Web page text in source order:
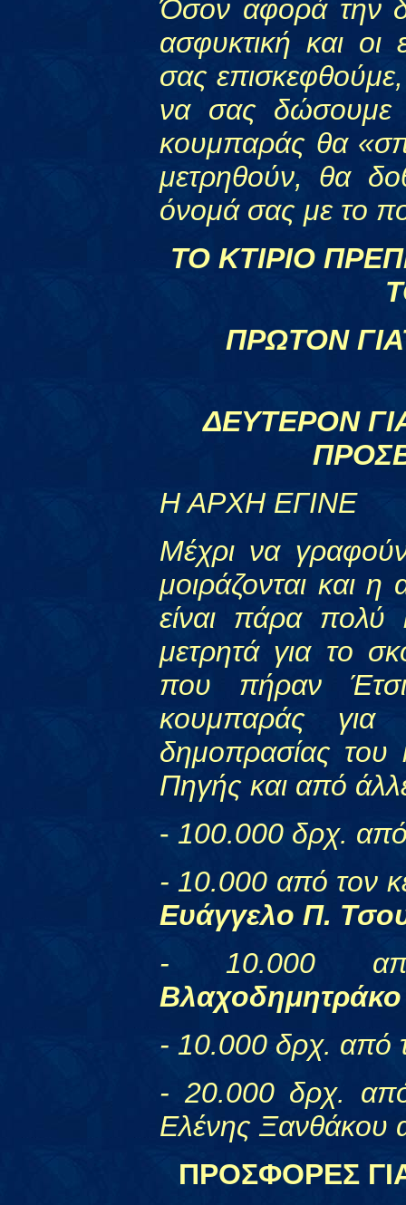
Όσον αφορά την
ασφυκτική και οι
σας
να σας δώσουμε
κουμπαράς θα
μετρηθούν, θα
όνομά σας με το
ΤΟ ΚΤΙΡΙΟ
ΠΡΩΤΟΝ
ΔΕΥΤΕΡΟΝ
Η ΑΡΧΗ ΕΓΙΝΕ
Μέχρι να
μοιράζονται και η
είναι πάρα πολύ
μετρητά για το
που πήραν
κουμπαράς
δημοπρασίας του
Πηγής και από
- 100.000 δρχ.
- 10.000 από τον
Ευάγγελο Π.
- 10.000
Βλαχοδημητράκο
- 10.000 δρχ. από
- 20.000 δρχ.
Ελένης Ξανθάκου
ΠΡΟΣΦΟΡΕΣ